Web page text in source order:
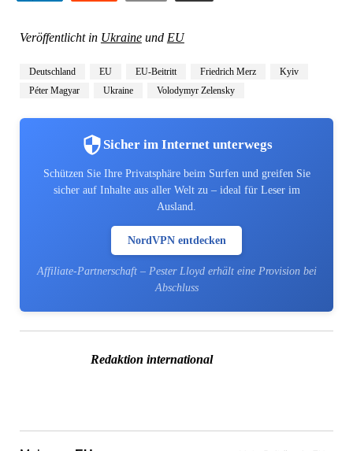
Veröffentlicht in Ukraineund EU
Deutschland EU EU-Beitritt Friedrich Merz
Kyiv
Péter Magyar
Ukraine Volodymyr Zelensky
Sicher im Internet unterwegs
Schützen Sie Ihre Privatsphäre beim Surfen und greifen Sie
sicher auf Inhalte aus aller Welt zu – ideal für Leser im
Ausland.
NordVPN entdecken
Affiliate-Partnerschaft – Pester Lloyd erhält eine Provision bei
Abschluss
Redaktion international